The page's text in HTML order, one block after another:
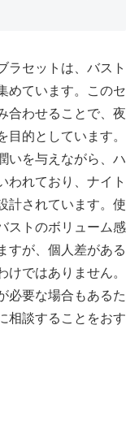
ラセットは、バスト
めています。このセ
合わせることで、夜
的としています。
いを与えながら、ハ
われており、ナイト
計されています。使
ストのボリューム感
すが、個人差がある
ではありません。
必要な場合もあるた
相談することをおす